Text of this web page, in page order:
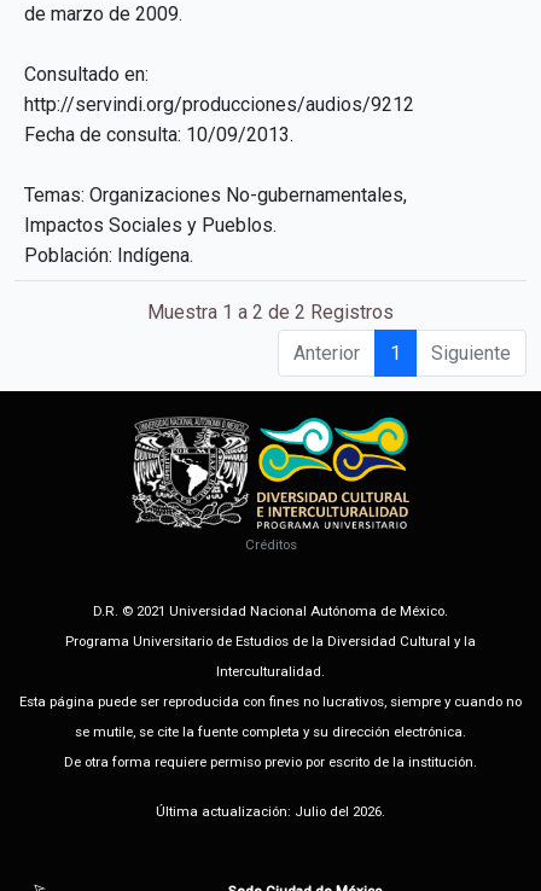
de marzo de 2009.
Consultado en:
http://servindi.org/producciones/audios/9212
Fecha de consulta: 10/09/2013.
Temas: Organizaciones No-gubernamentales,
Impactos Sociales y Pueblos.
Población: Indígena.
Muestra 1 a 2 de 2 Registros
Anterior
1 Siguiente
Créditos
D.R. © 2021 Universidad Nacional Autónoma de México.
Programa Universitario de Estudios de la Diversidad Cultural y la
Interculturalidad.
Esta página puede ser reproducida con fines no lucrativos, siempre y cuando no
se mutile, se cite la fuente completa y su dirección electrónica.
De otra forma requiere permiso previo por escrito de la institución.
Última actualización: Julio del 2026.